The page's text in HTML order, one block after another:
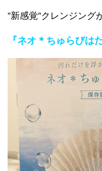
”新感覚”クレンジング
『ネオ＊ちゅらびは